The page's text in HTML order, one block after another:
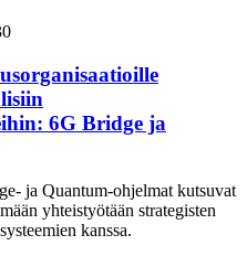
6G Bridge ja
ja Quantum-ohjelmat kutsuvat
yhteistyötään strategisten
kanssa.